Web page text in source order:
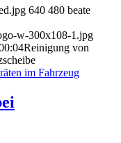
640 480 beate
w-300x108-1.jpg
Reinigung von